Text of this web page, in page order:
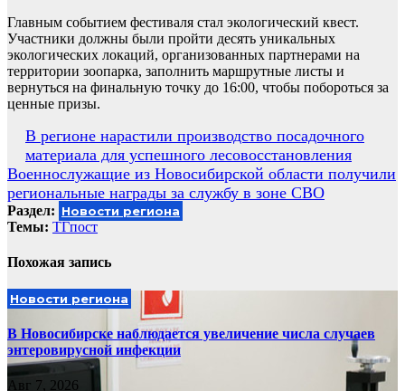
Главным событием фестиваля стал экологический квест.
Участники должны были пройти десять уникальных
экологических локаций, организованных партнерами на
территории зоопарка, заполнить маршрутные листы и
вернуться на финальную точку до 16:00, чтобы побороться за
ценные призы.
Навигация
по
записям
В регионе нарастили производство посадочного
материала для успешного лесовосстановления
Военнослужащие из Новосибирской области получили
региональные награды за службу в зоне СВО
Раздел: Новости региона
Темы: ТГпост
Похожая запись
Новости региона
В Новосибирске наблюдается увеличение числа случаев
энтеровирусной инфекции
Авг 7, 2026